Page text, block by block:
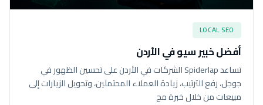
LOCAL SEO
أفضل خبير سيو في الأردن
تساعد Spiderlap الشركات في الأردن على تحسين الظهور في
جوجل، رفع الترتيب، زيادة العملاء المحتملين، وتحويل الزيارات إلى
مبيعات من خلال خبرة مح